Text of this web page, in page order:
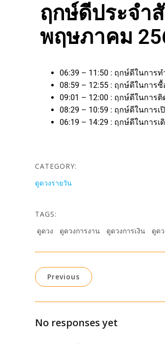
ฤกษ์ดีประจำ
พฤษภาคม
06:39 – 11:50 : ฤกษ์ดีในการ
08:59 – 12:55 : ฤกษ์ดีในการ
09:01 – 12:00 : ฤกษ์ดีในการ
08:29 – 10:59 : ฤกษ์ดีในการ
06:19 – 14:29 : ฤกษ์ดีในการ
CATEGORY:
ดูดวงรายวัน
TAGS:
ดูดวง
ดูดวงการงาน ดูดวงการเงิน ดูด
Previous
No responses yet